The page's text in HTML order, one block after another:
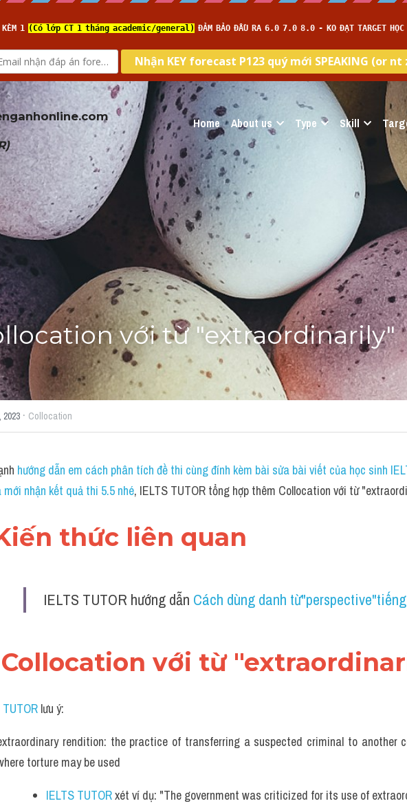
.com
)
Home About us Type Skill
với từ "extraordinarily"
2023 · Collocation
hướng dẫn em cách phân tích đề thi cùng đính kèm bài sửa bài viết của học sinh
mới nhận kết quả thi 5.5 nhé, IELTS TUTOR tổng hợp thêm Collocation với từ
thức liên quan
IELTS TUTOR hướng dẫn Cách dùng danh
Collocation với từ
lưu ý:
rendition: the practice of transferring a suspected criminal to another
torture may be used
IELTS TUTOR xét ví dụ: "The government was criticized for its use of